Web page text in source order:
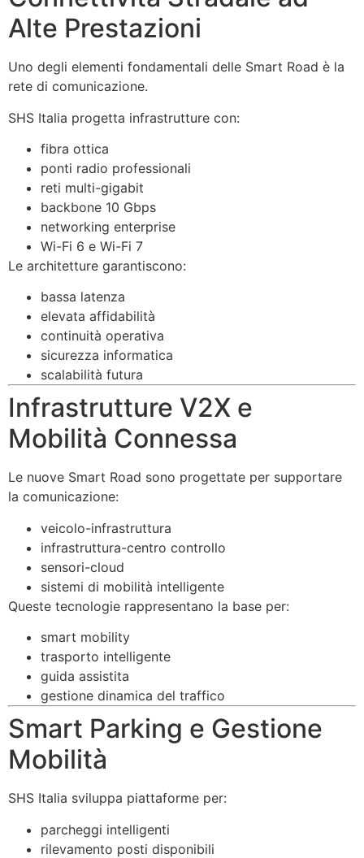
Alte Prestazioni
Uno degli elementi fondamentali delle Smart Road è la
rete di comunicazione.
SHS Italia progetta infrastrutture con:
fibra ottica
ponti radio professionali
reti multi-gigabit
backbone 10 Gbps
networking enterprise
Wi-Fi 6 e Wi-Fi 7
Le architetture garantiscono:
bassa latenza
elevata affidabilità
continuità operativa
sicurezza informatica
scalabilità futura
Infrastrutture V2X e
Mobilità Connessa
Le nuove Smart Road sono progettate per supportare
la comunicazione:
veicolo-infrastruttura
infrastruttura-centro controllo
sensori-cloud
sistemi di mobilità intelligente
Queste tecnologie rappresentano la base per:
smart mobility
trasporto intelligente
guida assistita
gestione dinamica del traffico
Smart Parking e Gestione
Mobilità
SHS Italia sviluppa piattaforme per:
parcheggi intelligenti
rilevamento posti disponibili